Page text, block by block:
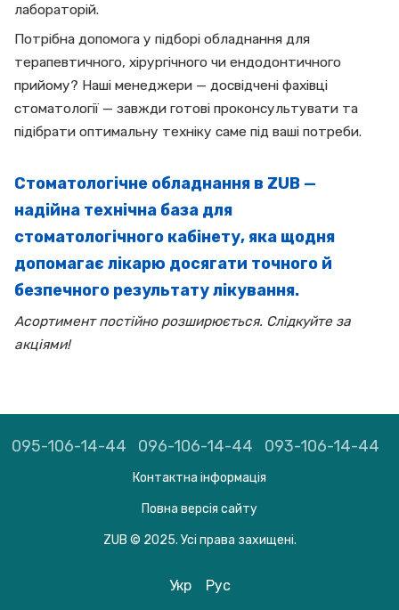
лабораторій.
Потрібна допомога у підборі обладнання для
терапевтичного, хірургічного чи ендодонтичного
прийому? Наші менеджери — досвідчені фахівці
стоматології — завжди готові проконсультувати та
підібрати оптимальну техніку саме під ваші потреби.
Стоматологічне обладнання в ZUB —
надійна технічна база для
стоматологічного кабінету, яка щодня
допомагає лікарю досягати точного й
безпечного результату лікування.
Асортимент постійно розширюється. Слідкуйте за
акціями!
095-106-14-44 096-106-14-44 093-106-14-44
Контактна інформація
Повна версія сайту
ZUB © 2025. Усі права захищені.
Укр Рус